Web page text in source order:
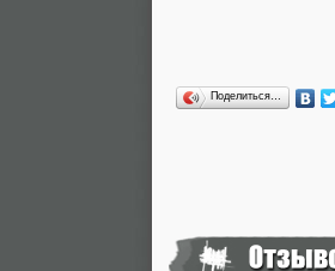
Поделиться…